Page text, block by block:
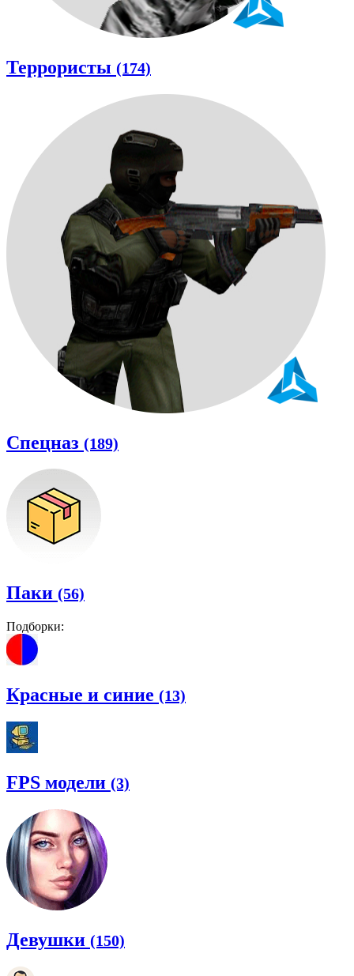
Террористы (174)
Спецназ (189)
Паки (56)
Подборки:
Красные и синие (13)
FPS модели (3)
Девушки (150)